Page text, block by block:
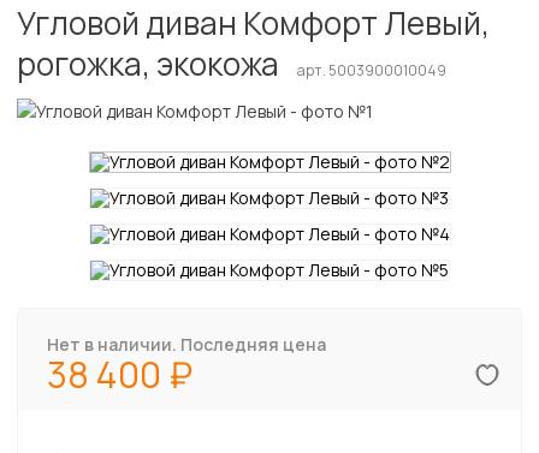
Угловой диван Комфорт Левый,
рогожка, экокожа
арт. 5003900010049
Нет в наличии. Последняя цена
38 400